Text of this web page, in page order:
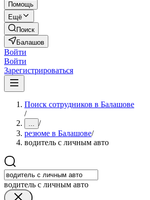
Помощь
Ещё
Поиск
Балашов
Войти
Войти
Зарегистрироваться
Поиск сотрудников в Балашове
/
... /
резюме в Балашове/
водитель с личным авто
водитель с личным авто